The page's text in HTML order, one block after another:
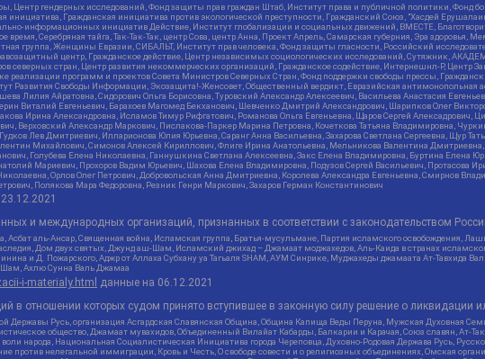
Центр гендерных исследований, Фонд защиты прав граждан Штаб, Институт права и публичной политики,
инициатива, Гражданская инициатива против экологической преступности, Гражданский Союз, "Хасдей
информационных инициатив Действие, Институт глобализации и социальных движений, ВМЕСТЕ,
Серебряная тайга, Так-Так-Так, центр Сова, центр Анна, Проект Апрель, Самарская губерния, Эра здоровья,
группа, Женщины Евразии, СИБАЛЬТ, Институт прав человека, Фонд защиты гласности, Российский
центр, Гражданское действие, Центр независимых социологических исследований, Сутяжник,
северных стран, Центр развития некоммерческих организаций, Гражданское содействие, Интернешнл-Р, Центр
реализации программ и проектов Совета Министров Северных Стран, Фонд поддержки свободы прессы,
Развития Свободы Информации, Экозащита!-Женсовет, Общественный вердикт, Евразийская антимонопольная
Лилия Айратовна, Сидорович Ольга Борисовна, Туровский Александр Алексеевич, Васильева Анастасия
Виталий Евгеньевич, Барахоев Магомед Бекханович, Шевченко Дмитрий Александрович, Шарипков Олег
Ирина Александровна, Исламов Тимур Рифгатович, Романова Ольга Евгеньевна, Щаров Сергей Алексадрович,
Верховский Александр Маркович, Пислакова-Паркер Марина Петровна, Кочеткова Татьяна Владимировна,
Лев Дмитриевич, Илларионова Юлия Юрьевна, Саранг Анна Васильевна, Захарова Светлана Сергеевна, Щур
Михайлович, Симонов Алексей Кириллович, Флиге Ирина Анатольевна, Мельникова Валентина
Голубева Елена Николаевна, Ганнушкина Светлана Алексеевна, Закс Елена Владимировна, Буртина Елена
Мариевич, Прохоров Вадим Юрьевич, Шахова Елена Владимировна, Подузов Сергей Васильевич, Протасова
Орлов Олег Петрович, Добровольская Анна Дмитриевна, Королева Александра Евгеньевна, Смирнов
Полякова Мара Федоровна, Резник Генри Маркович, Захаров Герман Константинович
23.12.2021
и международных организаций, признанных в соответствии с законодательством
аль-Ансар, Священная война, Исламская группа, Братья-мусульмане, Партия исламского освобождения,
Дом двух святых, Джунд аш-Шам, Исламский джихад – Джамаат моджахедов, Аль-Каида в странах
и Д. Пожарского, Аджр от Аллаха Субхану уа Тагьаля SHAM, АУМ Синрике, Муджахеды джамаата Ат-Тавхида
Шам, Ахлю Сунна Валь Джамаа
i-materialy.html данные на 06.12.2021
в отношении которых судом принято вступившее в законную силу решение о ликвидации
Державы Русь, организация Асгардская Славянская Община, Община Капища Веды Перуна, Мужская Духовная
общество, Джамаат мувахидов, Объединенный Вилайат Кабарды, Балкарии и Карачая, Союз славян, Ат-
народа, Национальная Социалистическая Инициатива города Череповца, Духовно-Родовая Держава Русь,
нелегальной иммиграции, Кровь и Честь, О свободе совести и о религиозных объединениях, Омская